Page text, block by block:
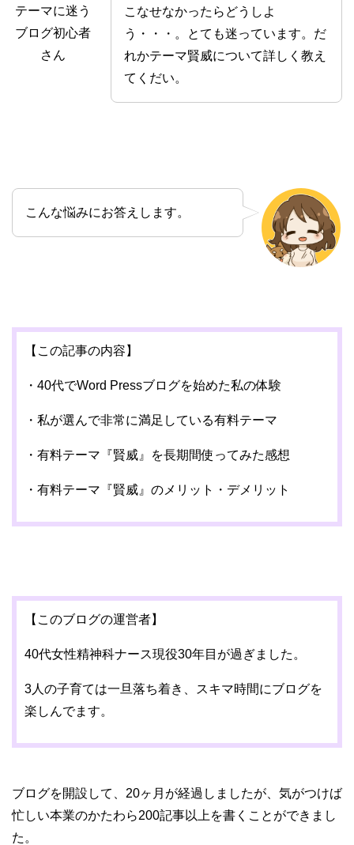
テーマに迷う
ブログ初心者
さん
こなせなかったらどうしよ
う・・・。とても迷っています。だ
れかテーマ賢威について詳しく教え
てくだい。
こんな悩みにお答えします。
【この記事の内容】
・40代でWord Pressブログを始めた私の体験
・私が選んで非常に満足している有料テーマ
・有料テーマ『賢威』を長期間使ってみた感想
・有料テーマ『賢威』のメリット・デメリット
【このブログの運営者】
40代女性精神科ナース現役30年目が過ぎました。
3人の子育ては一旦落ち着き、スキマ時間にブログを
楽しんでます。
ブログを開設して、20ヶ月が経過しましたが、気がつけば
忙しい本業のかたわら200記事以上を書くことができまし
た。